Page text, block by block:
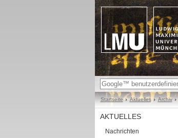
Startseite Aktuelles Archiv
AKTUELLES
Nachrichten